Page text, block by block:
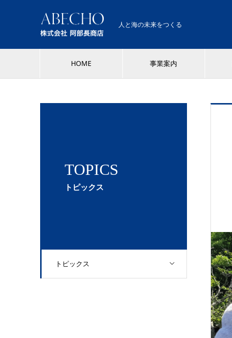
人と海の未来をつくる
HOME 事業案内
TOPICS
トピックス
トピックス